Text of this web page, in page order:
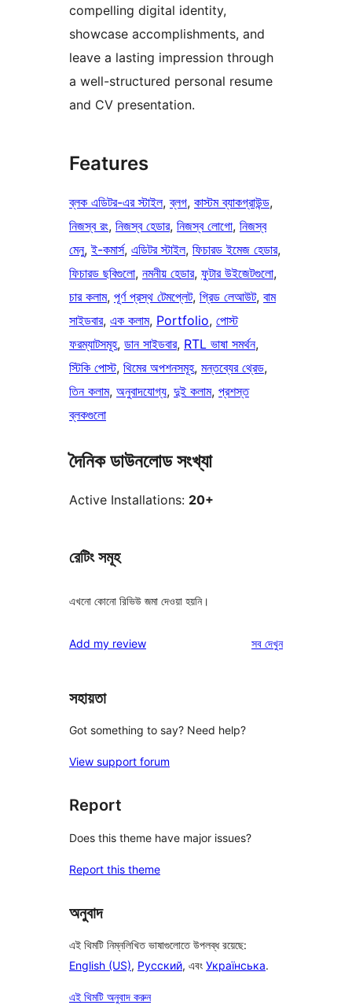
compelling digital identity,
showcase accomplishments, and
leave a lasting impression through
a well-structured personal resume
and CV presentation.
Features
ব্লক এডিটর-এর স্টাইল, ব্লগ, কাস্টম ব্যাকগ্রাউন্ড
নিজস্ব রং, নিজস্ব হেডার, নিজস্ব লোগো, নিজস্ব
মেনু, ই-কমার্স, এডিটর স্টাইল, ফিচারড ইমেজ হেডার
ফিচারড ছবিগুলো, নমনীয় হেডার, ফুটার উইজেটগুলো
চার কলাম, পূর্ণ প্রস্থ টেমপ্লেট, গ্রিড লেআউট, বাম
সাইডবার, এক কলাম, Portfolio, পোস্ট
ফরম্যাটসমূহ, ডান সাইডবার, RTL ভাষা সমর্থন
স্টিকি পোস্ট, থিমের অপশনসমূহ, মন্তব্যের থ্রেড
তিন কলাম, অনুবাদযোগ্য, দুই কলাম, প্রশস্ত
ব্লকগুলো
দৈনিক ডাউনলোড সংখ্যা
Active Installations: 20+
রেটিং সমূহ
এখনো কোনো রিভিউ জমা দেওয়া হয়নি।
Add my review সবরিভিউ
দেখুন
সহায়তা
Got something to say? Need help?
View support forum
Report
Does this theme have major issues?
Report this theme
অনুবাদ
এই থিমটি নিম্নলিখিত ভাষাগুলোতে উপলব্ধ রয়েছে:
English (US), Русский, এবং Українська.
এই থিমটি অনুবাদ করুন